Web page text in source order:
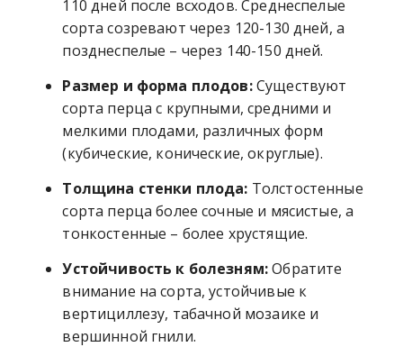
110 дней после всходов. Среднеспелые
сорта созревают через 120-130 дней, а
позднеспелые – через 140-150 дней.
Размер и форма плодов:Существуют
сорта перца с крупными, средними и
мелкими плодами, различных форм
(кубические, конические, округлые).
Толщина стенки плода: Толстостенные
сорта перца более сочные и мясистые, а
тонкостенные – более хрустящие.
Устойчивость к болезням:Обратите
внимание на сорта, устойчивые к
вертициллезу, табачной мозаике и
вершинной гнили.